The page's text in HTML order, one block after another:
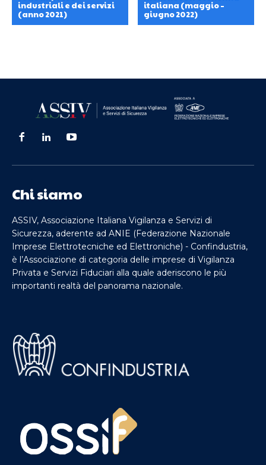
industriali e dei servizi
(anno 2021)
italiana (maggio –
giugno 2022)
Chi siamo
ASSIV, Associazione Italiana Vigilanza e Servizi di
Sicurezza, aderente ad ANIE (Federazione Nazionale
Imprese Elettrotecniche ed Elettroniche) - Confindustria,
è l’Associazione di categoria delle imprese di Vigilanza
Privata e Servizi Fiduciari alla quale aderiscono le più
importanti realtà del panorama nazionale.